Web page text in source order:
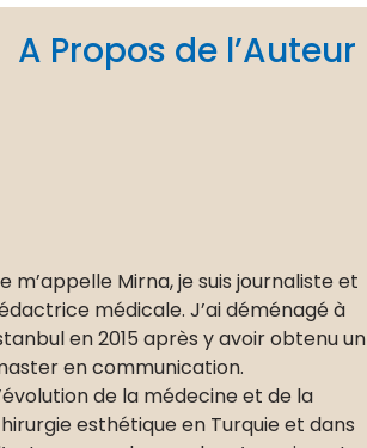
A Propos de l’Auteur
m’appelle Mirna, je suis journaliste et
médicale. J’ai déménagé à
en 2015 après y avoir obtenu un
en communication.
de la médecine et de la
esthétique en Turquie et dans